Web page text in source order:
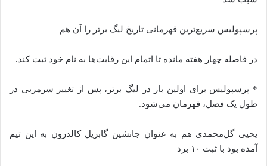
پرسپولیس سریع‌ترین قهرمانی تاریخ لیگ برتر را آن هم
در فاصله چهار هفته مانده تا اتمام این رقابت‌ها به نام خود ثبت کند.
* پرسپولیس برای اولین بار در لیگ برتر، پس از تغییر سرمربی در
طول یک فصل، قهرمان می‌شود.
یحیی گل‌محمدی هم به عنوان جانشین گابریل کالدرون به این تیم
آمده بود با ثبت ۱۰ برد